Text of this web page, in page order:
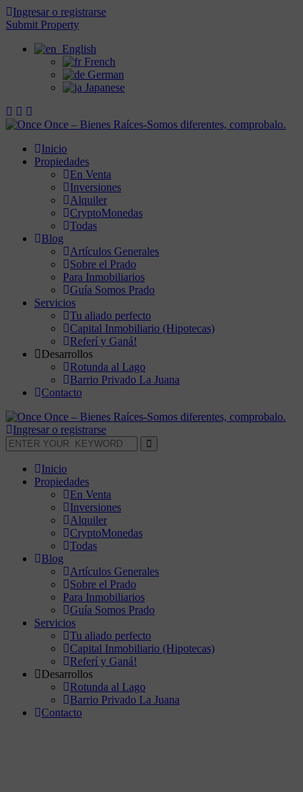
Ingresar o registrarse
Submit Property
English
French
German
Japanese
Inicio
Propiedades
En Venta
Inversiones
Alquiler
CryptoMonedas
Todas
Blog
Artículos Generales
Sobre el Prado
Para Inmobiliarios
Guía Somos Prado
Servicios
Tu aliado perfecto
Capital Inmobiliario (Hipotecas)
Referí y Ganá!
Desarrollos
Rotunda al Lago
Barrio Privado La Juana
Contacto
Ingresar o registrarse
Inicio
Propiedades
En Venta
Inversiones
Alquiler
CryptoMonedas
Todas
Blog
Artículos Generales
Sobre el Prado
Para Inmobiliarios
Guía Somos Prado
Servicios
Tu aliado perfecto
Capital Inmobiliario (Hipotecas)
Referí y Ganá!
Desarrollos
Rotunda al Lago
Barrio Privado La Juana
Contacto